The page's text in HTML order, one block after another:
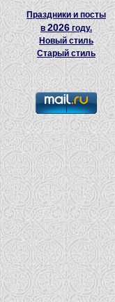
Праздники и посты
в2026 году.
Новый стиль
Старый стиль